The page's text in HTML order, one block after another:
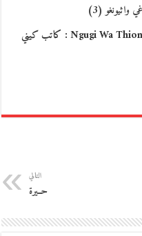
(3)
*ترجمة وتقديم لطفية الدليمينغوغي وا ثيونغو Ngugi Wa Thiongo : كاتب كيني
التالي
حــيرة